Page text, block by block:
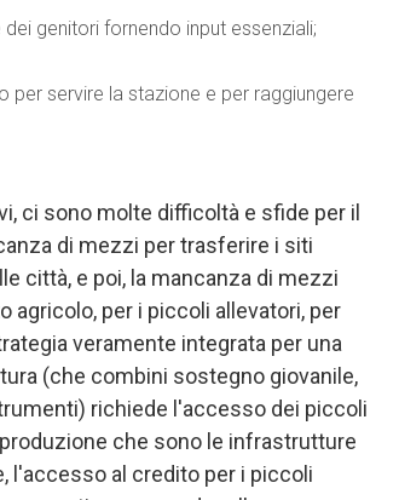
genitori fornendo input essenziali;
per servire la stazione e per raggiungere
ci sono molte difficoltà e sfide per il
di mezzi per trasferire i siti
città, e poi, la mancanza di mezzi
agricolo, per i piccoli allevatori, per
veramente integrata per una
(che combini sostegno giovanile,
richiede l'accesso dei piccoli
che sono le infrastrutture
l'accesso al credito per i piccoli